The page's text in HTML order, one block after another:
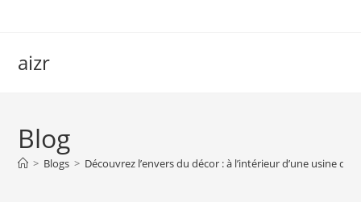
aizr
Blog
> Blogs > Découvrez l’envers du décor : à l’intérieur d’une usine de